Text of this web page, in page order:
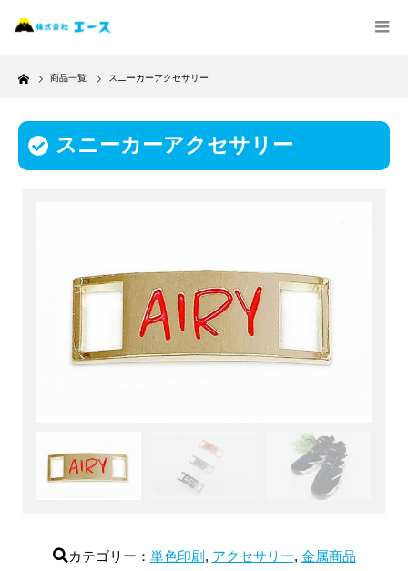
Home 商品一覧 スニーカーアクセサリー
スニーカーアクセサリー
カテゴリー： 単色印刷 , アクセサリー, 金属商品